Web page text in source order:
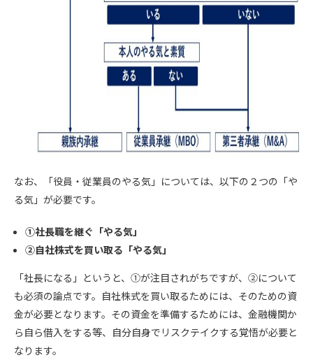
なお、「役員・従業員のやる気」については、以下の２つの「や
る気」が必要です。
①社長職を継ぐ「やる気」
②自社株式を買い取る「やる気」
「社長になる」というと、①が注目されがちですが、②について
も必須の論点です。自社株式を買い取るためには、そのための資
金が必要となります。その資金を準備するためには、金融機関か
ら自ら借入をする等、自分自身でリスクテイクする覚悟が必要と
なります。